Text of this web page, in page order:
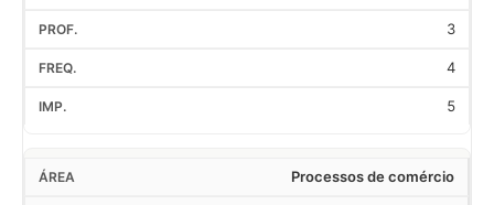
3
4
5
Processos de comércio